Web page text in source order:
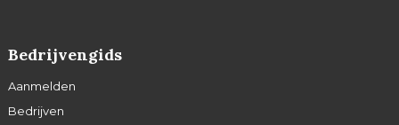
Bedrijvengids
Aanmelden
Bedrijven